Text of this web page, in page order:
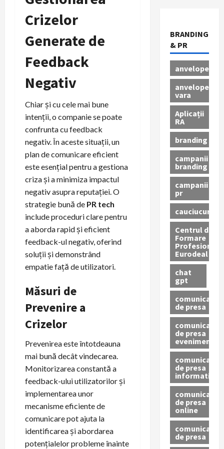
Crizelor
Generate de
Feedback
Negativ
Chiar și cu cele mai bune
intenții, o companie se poate
confrunta cu feedback
negativ. În aceste situații, un
plan de comunicare eficient
este esențial pentru a gestiona
criza și a minimiza impactul
negativ asupra reputației. O
strategie bună de PR tech
include proceduri clare pentru
a aborda rapid și eficient
feedback-ul negativ, oferind
soluții și demonstrând
empatie față de utilizatori.
Măsuri de
Prevenire a
Crizelor
Prevenirea este întotdeauna
mai bună decât vindecarea.
Monitorizarea constantă a
feedback-ului utilizatorilor și
implementarea unor
mecanisme eficiente de
comunicare pot ajuta la
identificarea și abordarea
potențialelor probleme înainte
BRANDING
& PR
anvelope
anvelope
vara
Aplicații
RA
branding
campanii
branding
campanii
pr
cauciucuri
Centrul de
Formare
Profesionala
Eurodeal
chat
gpt
comunicat
de presa
comunicat
de presa
eveniment
comunicat
de presa
informativ
comunicat
de presa
online
comunicate
de presa